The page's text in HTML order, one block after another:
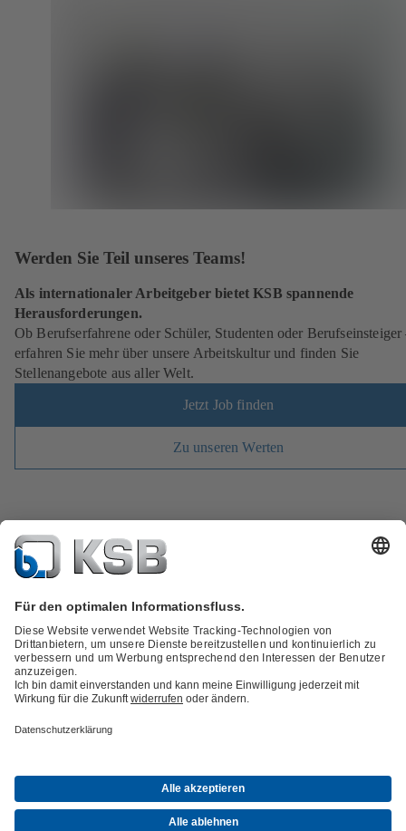
Werden Sie Teil unseres Teams!
Als internationaler Arbeitgeber bietet KSB spannende
Herausforderungen.
Ob Berufserfahrene oder Schüler, Studenten oder Berufseinsteiger
erfahren Sie mehr über unsere Arbeitskultur und finden Sie
Stellenangebote aus aller Welt.
Jetzt Job finden
Zu unseren Werten
Presse & AktuellesInnovation
Petrochemie und ChemieEnergieAllgemeine Industrie